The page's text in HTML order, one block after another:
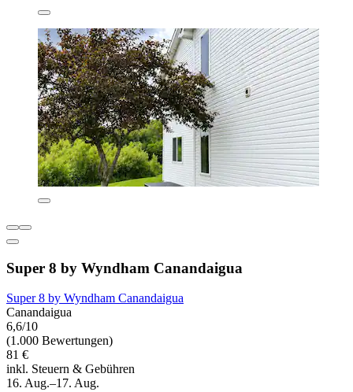
Super 8 by Wyndham Canandaigua
Super 8 by Wyndham Canandaigua
Canandaigua
6,6/10
(1.000 Bewertungen)
81 €
inkl. Steuern & Gebühren
16. Aug.–17. Aug.